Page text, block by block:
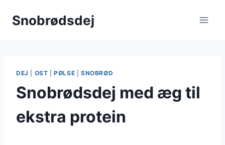
Snobrødsdej
DEJ OST |PØLSE SNOBRØD
Snobrødsdej med æg til
ekstra protein